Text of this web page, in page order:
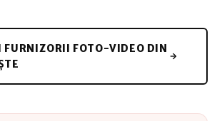
FURNIZORII FOTO-VIDEO DIN